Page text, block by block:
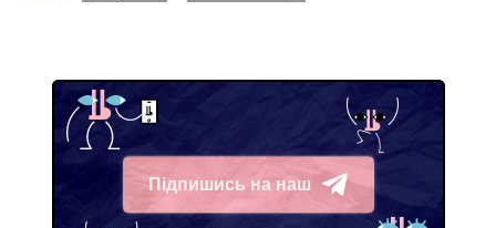
Підпишись на наш
Telegram